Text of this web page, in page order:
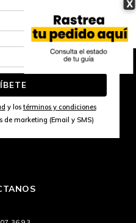
X
y lostérminos y condiciones
de marketing (Email y SMS)